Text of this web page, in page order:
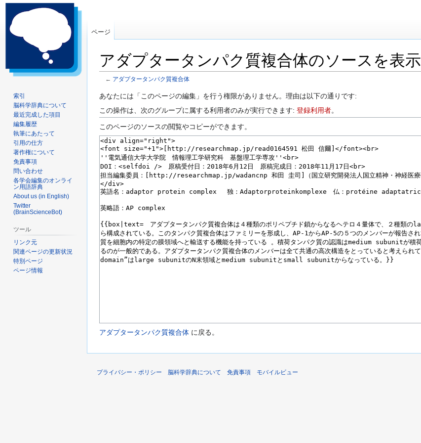
アダプタータンパク質複合体のソースを表示
← アダプタータンパク質複合体
ナ
ビ
ゲ
ー
シ
ョ
に
移
動
検
索
に
移
動
あなたには「このページの編集」を行う権限がありません。理由は以下の通りです:
この操作は、次のグループに属する利用者のみが実行できます: 登録利用者。
このページのソースの閲覧やコピーができます。
アダプタータンパク質複合体 に戻る。
ページ
索引
脳科学辞典について
最近完成した項目
編集履歴
執筆にあたって
引用の仕方
著作権について
免責事項
問い合わせ
各学会編集のオンライ
ン用語辞典
About us (in English)
Twitter
(BrainScienceBot)
ツール
リンク元
関連ページの更新状況
特別ページ
ページ情報
プライバシー・ポリシー 脳科学辞典について 免責事項 モバイルビュー